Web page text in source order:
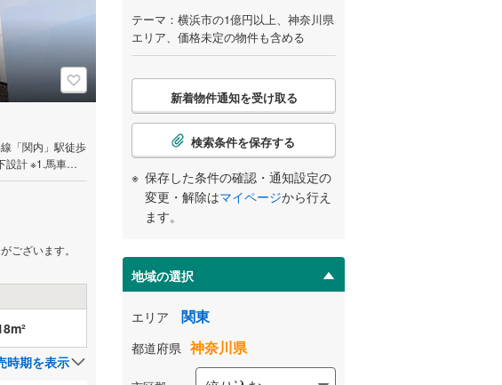
「関内」駅徒歩
車道
車道」駅、横浜
ございます。
時期を表示
テーマ：横浜市の1億円以上、神奈川県
エリア、価格未定の物件も含める
こ
検
条
件
を
受
け
取
・
新着物件通知を受け取る
検索条件を保存する
保存した条件の確認・通知設定の
変更・解除はマイページから行え
ます。
地域の選択
エリア 関東
都道府県 神奈川県